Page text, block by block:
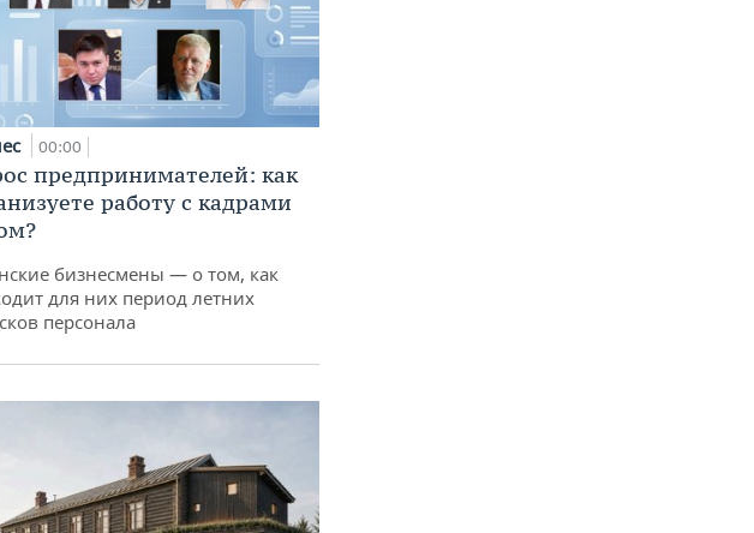
00:00
предпринимателей: как
работу с кадрами
бизнесмены — о том, как
для них период летних
персонала